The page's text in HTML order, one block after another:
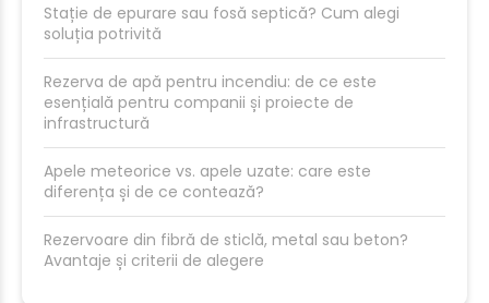
Stație de epurare sau fosă septică? Cum alegi
soluția potrivită
Rezerva de apă pentru incendiu: de ce este
esențială pentru companii și proiecte de
infrastructură
Apele meteorice vs. apele uzate: care este
diferența și de ce contează?
Rezervoare din fibră de sticlă, metal sau beton?
Avantaje și criterii de alegere